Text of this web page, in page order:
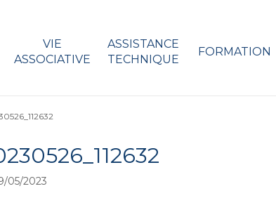
VIE
ASSOCIATIVE
ASSISTANCE
TECHNIQUE
FORMATION
05/2023